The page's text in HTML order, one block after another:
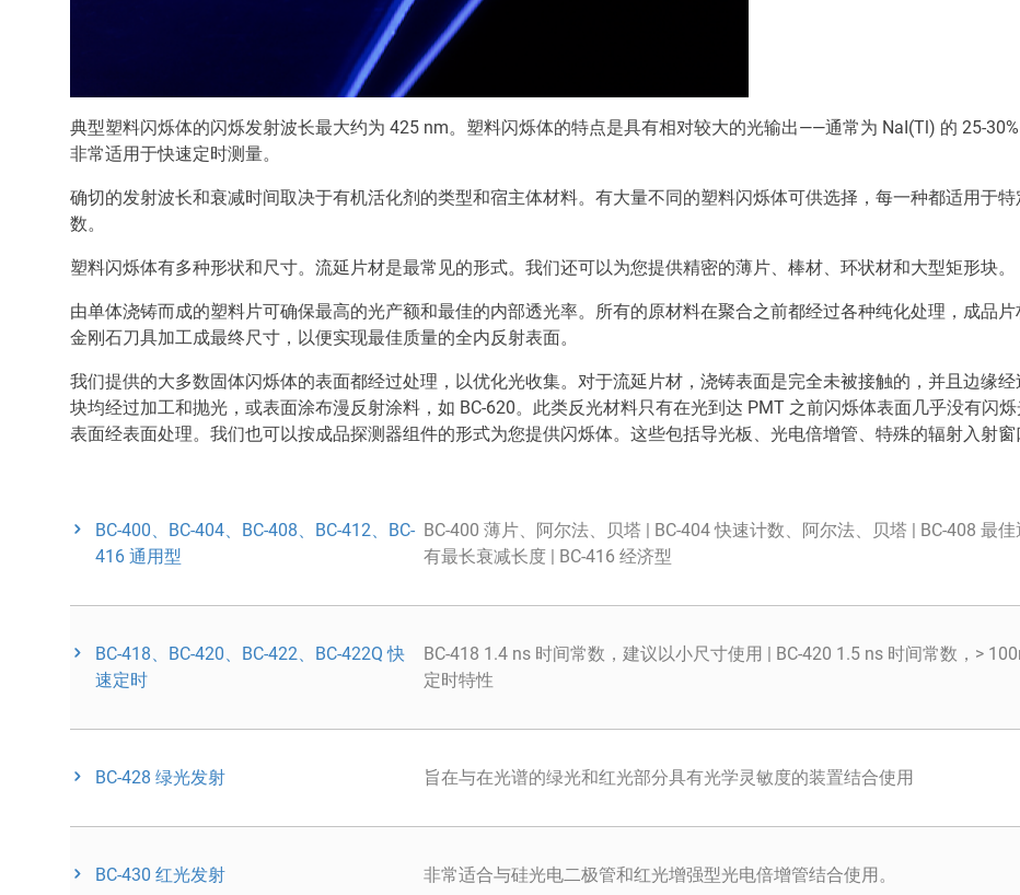
典型塑料闪烁体的闪烁发射波长最大约为 425 nm。塑料闪烁体的特点是具有相对较大的光输出——通常为 NaI(Tl) 的 25-
非常适用于快速定时测量。
确切的发射波长和衰减时间取决于有机活化剂的类型和宿主体材料。有大量不同的塑料闪烁体可供选择，每一种都适用于
数。
塑料闪烁体有多种形状和尺寸。流延片材是最常见的形式。我们还可以为您提供精密的薄片、棒材、环状材和大型矩形块。
由单体浇铸而成的塑料片可确保最高的光产额和最佳的内部透光率。所有的原材料在聚合之前都经过各种纯化处理，成品
金刚石刀具加工成最终尺寸，以便实现最佳质量的全内反射表面。
我们提供的大多数固体闪烁体的表面都经过处理，以优化光收集。对于流延片材，浇铸表面是完全未被接触的，并且边缘
块均经过加工和抛光，或表面涂布漫反射涂料，如 BC-620。此类反光材料只有在光到达 PMT 之前闪烁体表面几乎没有闪
表面经表面处理。我们也可以按成品探测器组件的形式为您提供闪烁体。这些包括导光板、光电倍增管、特殊的辐射入射窗
BC-400、BC-404、BC-408、BC-412、BC-
416 通用型
BC-400 薄片、阿尔法、贝塔 | BC-404 快速计数、阿尔法、贝塔 | BC-408 最
有最长衰减长度 | BC-416 经济型
BC-418、BC-420、BC-422、BC-422Q 快
速定时
BC-418 1.4 ns 时间常数，建议以小尺寸使用 | BC-420 1.5 ns 时间常数，>
定时特性
BC-428 绿光发射 旨在与在光谱的绿光和红光部分具有光学灵敏度的装置结合使用
BC-430 红光发射 非常适合与硅光电二极管和红光增强型光电倍增管结合使用。